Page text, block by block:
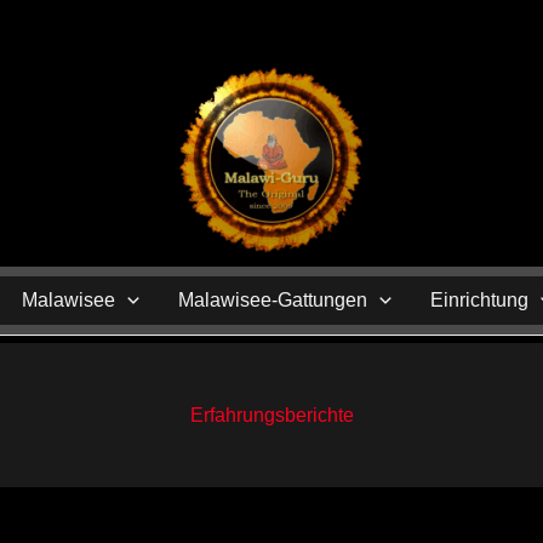
Malawisee Malawisee-Gattungen Einrichtung
Erfahrungsberichte